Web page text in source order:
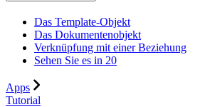
Das Template-Objekt
Das Dokumentenobjekt
Verknüpfung mit einer Beziehung
Sehen Sie es in 20
Apps
Tutorial